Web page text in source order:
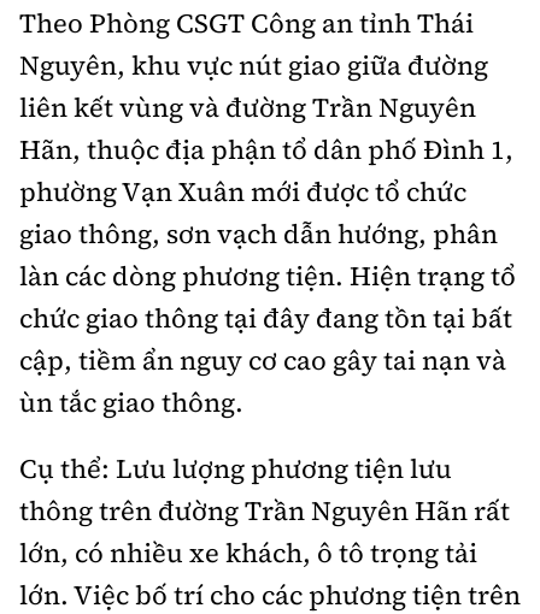
Quản lý đô thị
Đường sắt
Đăng kiểm
Đường sắt tốc độ cao
Đường thủy
Hàng hải
Đường sắt đô thị
Nhà thầu
Mời thầu - Đấu thầu
Thi viết về GTVT
Tài chính
Chứng khoán
Bảo hiểm
Doanh nghiệp
Thanh tra
An ninh hình sự
Điều tra
Pháp đình
Hỏi - Đáp
An toàn giao thông
Giao thông 24h
ATGT địa phương
Văn hóa giao thông
Lái xe an toàn
Chung tay vì ATGT
Gương sáng giao thông
Chất lượng sống
Giáo dục
Y tế
Đời sống
Lao động - Công đoàn
Văn hóa - Giải Trí
Văn hóa
Điện ảnh
Âm nhạc
Thể thao
Bóng đá
Bình luận
360 độ thể thao
Công nghệ
Công nghệ mới
Tư vấn
Thế giới
Thời sự Quốc tế
Hồ sơ tài liệu
Thế giới giao thông
Đi ++
Du lịch
Khám phá
Video
Thời sự
Theo Phòng CSGT Công an tỉnh Thái
Nguyên, khu vực nút giao giữa đường
liên kết vùng và đường Trần Nguyên
Hãn, thuộc địa phận tổ dân phố Đình 1,
phường Vạn Xuân mới được tổ chức
giao thông, sơn vạch dẫn hướng, phân
làn các dòng phương tiện. Hiện trạng tổ
chức giao thông tại đây đang tồn tại bất
cập, tiềm ẩn nguy cơ cao gây tai nạn và
ùn tắc giao thông.
Cụ thể: Lưu lượng phương tiện lưu
thông trên đường Trần Nguyên Hãn rất
lớn, có nhiều xe khách, ô tô trọng tải
lớn. Việc bố trí cho các phương tiện trên